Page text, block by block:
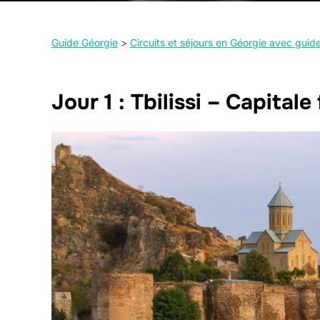
Guide Géorgie > Circuits et séjours en Géorgie avec
Jour 1 : Tbilissi –